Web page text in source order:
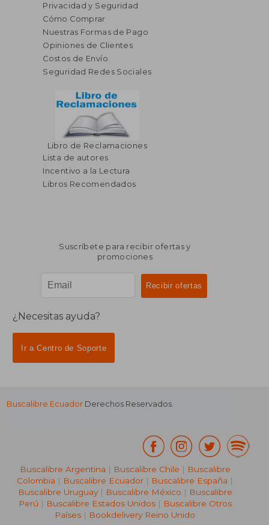
Privacidad y Seguridad
Cómo Comprar
Nuestras Formas de Pago
Opiniones de Clientes
Costos de Envío
Seguridad Redes Sociales
Libro de Reclamaciones
Lista de autores
Incentivo a la Lectura
Libros Recomendados
Suscríbete para recibir ofertas y
promociones
¿Necesitas ayuda?
Ir a Centro de Soporte
Buscalibre Ecuador Derechos Reservados.
Buscalibre Argentina | Buscalibre Chile | Buscalibre
Colombia | Buscalibre Ecuador | Buscalibre España |
Buscalibre Uruguay| Buscalibre México | Buscalibre
Perú | Buscalibre Estados Unidos| Buscalibre Otros
Países | Bookdelivery Reino Unido